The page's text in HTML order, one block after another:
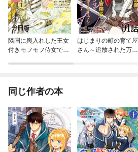
隣国に輿入れした王女
付きモフモフ侍女です
はじまりの町の育て屋
さん～追放された万能
同じ作者の本